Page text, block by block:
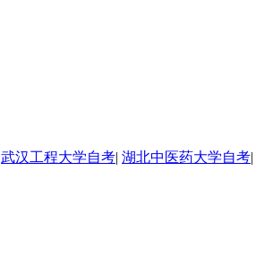
武汉工程大学自考| 湖北中医药大学自考|